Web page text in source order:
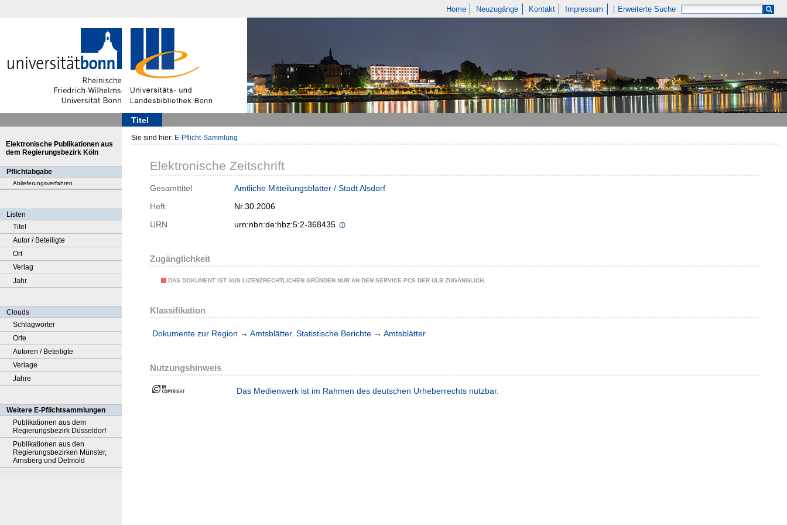
Home Neuzugänge Kontakt Impressum Erweiterte Suche
Titel
Elektronische Publikationen aus
dem Regierungsbezirk Köln
Pflichtabgabe
Ablieferungsverfahren
Listen
Titel
Autor / Beteiligte
Ort
Verlag
Jahr
Clouds
Schlagwörter
Orte
Autoren / Beteiligte
Verlage
Jahre
Weitere E-Pflichtsammlungen
Publikationen aus dem
Regierungsbezirk Düsseldorf
Publikationen aus den
Regierungsbezirken Münster,
Arnsberg und Detmold
Sie sind hier: E-Pflicht-Sammlung
Elektronische Zeitschrift
Gesamttitel
Amtliche Mitteilungsblätter / Stadt Alsdorf
Heft
Nr.30.2006
URN
urn:nbn:de:hbz:5:2-368435
Zugänglichkeit
DAS DOKUMENT IST AUS LIZENZRECHTLICHEN GRÜNDEN NUR AN DEN SERVICE-PCS DER ULB ZUGÄNGLICH.
Klassifikation
Dokumente zur Region → Amtsblätter. Statistische Berichte → Amtsblätter
Nutzungshinweis
Das Medienwerk ist im Rahmen des deutschen Urheberrechts nutzbar.